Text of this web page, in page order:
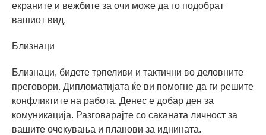
екраните и вежбите за очи може да го подобрат
вашиот вид.
Близнаци
Близнаци, бидете трпеливи и тактични во деловните
преговори. Дипломатијата ќе ви помогне да ги решите
конфликтите на работа. Денес е добар ден за
комуникација. Разговарајте со саканата личност за
вашите очекувања и планови за иднината.